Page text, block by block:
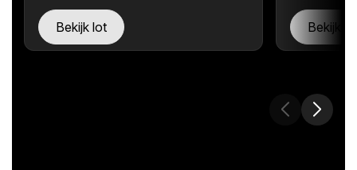
Bekijk lot Bekijk